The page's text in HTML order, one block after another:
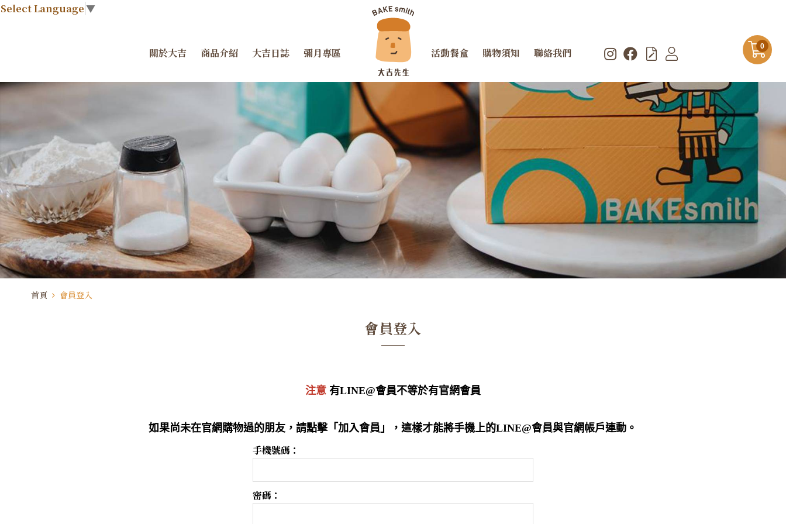
Select Language▼
關於大吉 商品介紹 大吉日誌 彌月專區 活動餐盒 購物須知 聯絡我們
首頁 會員登入
會員登入
注意有LINE@會員不等於有官網會員
如果尚未在官網購物過的朋友，請點擊「加入會員」，這樣才能將手機上的LINE@會員與官網帳戶連動。
手機號碼：
密碼：
0